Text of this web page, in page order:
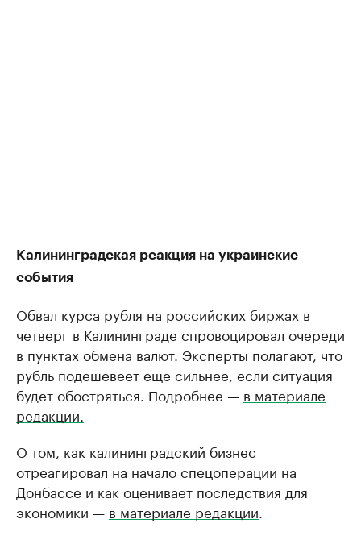
Калининградская реакция на украинские
события
Обвал курса рубля на российских биржах в
четверг в Калининграде спровоцировал очереди
в пунктах обмена валют. Эксперты полагают, что
рубль подешевеет еще сильнее, если ситуация
будет обостряться. Подробнее — в материале
редакции.
О том, как калининградский бизнес
отреагировал на начало спецоперации на
Донбассе и как оценивает последствия для
экономики — в материале редакции